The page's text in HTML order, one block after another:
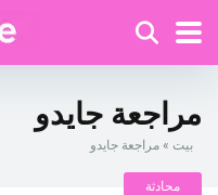
مراجعة جايدو
بيت » مراجعة جايدو
محادثة